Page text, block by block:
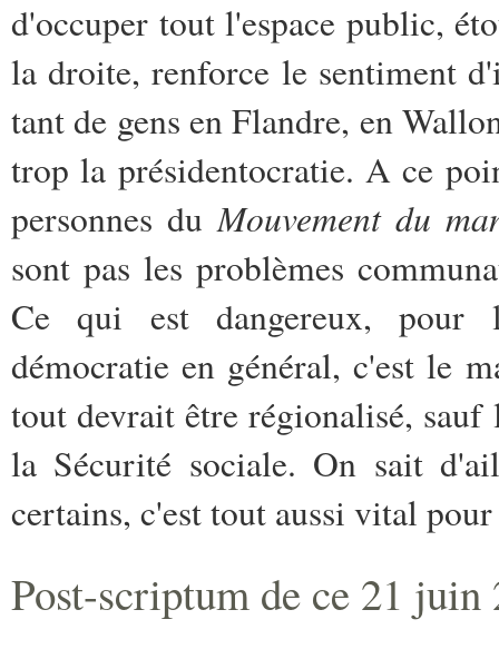
d'occuper tout l'espace public,
la droite, renforce le sentiment
tant de gens en Flandre, en
trop la présidentocratie. A ce
personnes duMouvement du
sont pas les problèmes
Ce qui est dangereux, pour
démocratie en général, c'est le
tout devrait être régionalisé,
la Sécurité sociale. On sait
certains, c'est tout aussi vital
Post-scriptum de ce 21 juin